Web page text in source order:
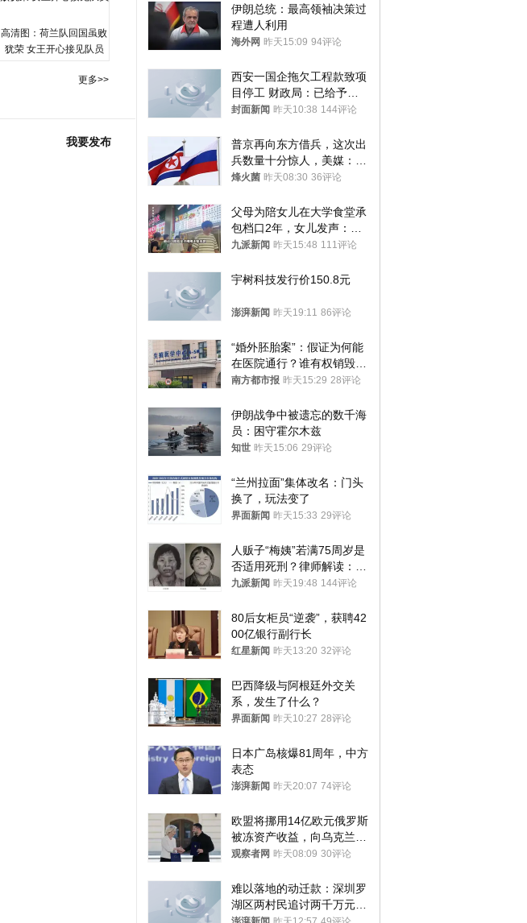
高清图：荷兰队回国虽败
犹荣 女王开心接见队员
更多>>
我要发布
伊朗总统：最高领袖决策过
程遭人利用
海外网 昨天15:09 94评论
西安一国企拖欠工程款致项
目停工 财政局：已给予处
分，正督促整改
封面新闻 昨天10:38 144评论
普京再向东方借兵，这次出
兵数量十分惊人，美媒：俄
朝要动真格？
烽火菌 昨天08:30 36评论
父母为陪女儿在大学食堂承
包档口2年，女儿发声：初
衷是为了陪伴，毕业后将不
九派新闻 昨天15:48 111评论
宇树科技发行价150.8元
澎湃新闻 昨天19:11 86评论
“婚外胚胎案”：假证为何能
在医院通行？谁有权销毁胚
胎？
南方都市报 昨天15:29 28评论
伊朗战争中被遗忘的数千海
员：困守霍尔木兹
知世 昨天15:06 29评论
“兰州拉面”集体改名：门头
换了，玩法变了
界面新闻 昨天15:33 29评论
人贩子“梅姨”若满75周岁是
否适用死刑？律师解读：很
大概率不会被判处死刑
九派新闻 昨天19:48 144评论
80后女柜员“逆袭”，获聘42
00亿银行副行长
红星新闻 昨天13:20 32评论
巴西降级与阿根廷外交关
系，发生了什么？
界面新闻 昨天10:27 28评论
日本广岛核爆81周年，中方
表态
澎湃新闻 昨天20:07 74评论
欧盟将挪用14亿欧元俄罗斯
被冻资产收益，向乌克兰提
供援助
观察者网 昨天08:09 30评论
难以落地的动迁款：深圳罗
湖区两村民追讨两千万元动